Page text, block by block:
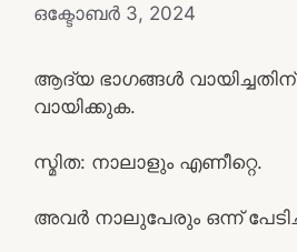
ഒക്ടോബർ 3, 2024
ആദ്യ ഭാഗങ്ങൾ
വായിക്കുക.
സ്മിത: നാലാളും എണീറ്റെ.
അവർ നാലുപേരും ഒന്ന്